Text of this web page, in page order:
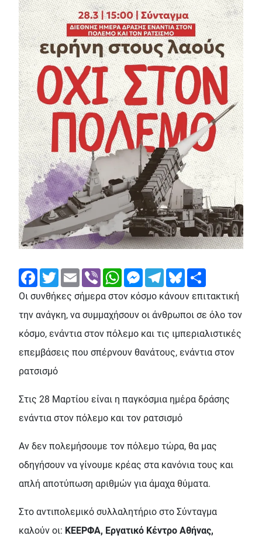
FacebookTwitterEmail Viber WhatsAppMessengerTelegramBluesky
Οι συνθήκες σήμερα στον κόσμο κάνουν επιτακτική
την ανάγκη, να συμμαχήσουν οι άνθρωποι σε όλο τον
κόσμο, ενάντια στον πόλεμο και τις ιμπεριαλιστικές
επεμβάσεις που σπέρνουν θανάτους, ενάντια στον
ρατσισμό
Στις 28 Μαρτίου είναι η παγκόσμια ημέρα δράσης
ενάντια στον πόλεμο και τον ρατσισμό
Αν δεν πολεμήσουμε τον πόλεμο τώρα, θα μας
οδηγήσουν να γίνουμε κρέας στα κανόνια τους και
απλή αποτύπωση αριθμών για άμαχα θύματα.
Στο αντιπολεμικό συλλαλητήριο στο Σύνταγμα
καλούν οι: ΚΕΕΡΦΑ, Εργατικό Κέντρο Αθήνας,